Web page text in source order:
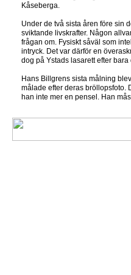
Kåseberga.
Under de två sista åren före sin
sviktande livskrafter. Någon
frågan om. Fysiskt såväl som
intryck. Det var därför en
dog på Ystads lasarett efter bara
Hans Billgrens sista målning
målade efter deras bröllopsfoto.
han inte mer en pensel. Han